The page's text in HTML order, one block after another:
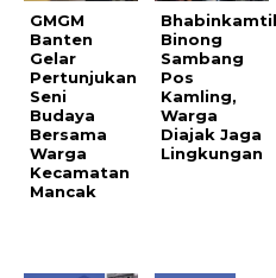
GMGM
Banten
Gelar
Pertunjukan
Seni
Budaya
Bersama
Warga
Kecamatan
Mancak
Binong
Sambang
Pos
Kamling,
Warga
Diajak Jaga
Lingkungan